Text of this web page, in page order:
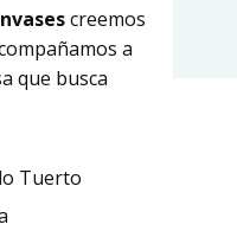
creemos
a
que busca
Tuerto